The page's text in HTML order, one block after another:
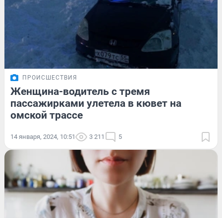
ПРОИСШЕСТВИЯ
Женщина-водитель с тремя
пассажирками улетела в кювет на
омской трассе
14 января, 2024, 10:51 3 211 5